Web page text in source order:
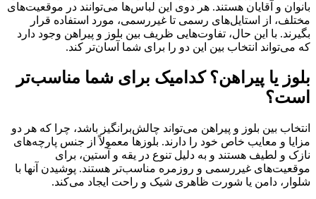
بانوان و آقایان هستند. هر دوی این لباس‌ها می‌توانند در موقعیت‌های
مختلف، از استایل‌های رسمی تا غیررسمی، مورد استفاده قرار
بگیرند. با این حال، تفاوت‌هایی ظریف بین بلوز و پیراهن وجود دارد
که می‌تواند انتخاب بین این دو را برای شما آسان‌تر کند.
بلوز یا پیراهن؟ کدامیک برای شما مناسب‌تر
است؟
انتخاب بین بلوز و پیراهن می‌تواند چالش‌برانگیز باشد، چرا که هر دو
مزایا و معایب خاص خود را دارند. بلوزها معمولاً از جنس پارچه‌های
نازک و لطیف هستند و به دلیل تنوع در یقه و آستین، برای
موقعیت‌های غیررسمی و روزمره مناسب‌تر هستند. پوشیدن آنها با
شلوار، دامن یا شورت ظاهری شیک و راحت ایجاد می‌کند.